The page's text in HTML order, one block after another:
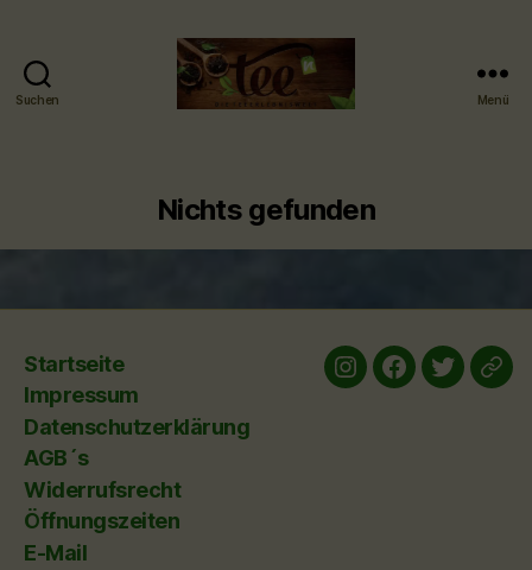
Suchen
-
Teefachgeschäft
-
Menü
Nichts gefunden
Startseite
Impressum
Datenschutzerklärung
AGB´s
Widerrufsrecht
Öffnungszeiten
E-Mail
InstagramFacebook
twitter